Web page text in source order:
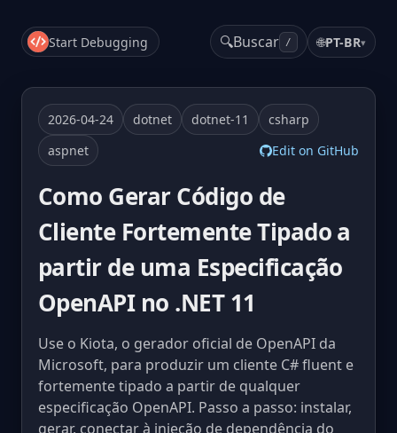
Start Debugging 🔍Buscar / 🌐PT-BR▾
2026-04-24 dotnet dotnet-11
csharp
aspnet
Edit on GitHub
Como Gerar Código de
Cliente Fortemente Tipado a
partir de uma Especificação
OpenAPI no .NET 11
Use o Kiota, o gerador oficial de OpenAPI da
Microsoft, para produzir um cliente C# fluent e
fortemente tipado a partir de qualquer
especificação OpenAPI. Passo a passo: instalar,
gerar, conectar à injeção de dependência do